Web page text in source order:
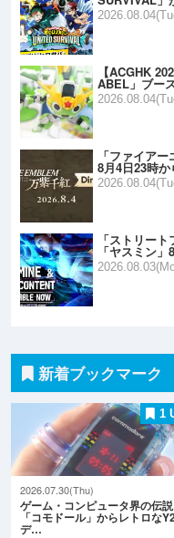
【ACGHK
ABEL」ブー
「ファイア
8月4日23時
「ストリー
「ヤスミン
新着ブックマーク
1
2026.07.30(Thu)
ゲーム・コンピュータ界の伝説
「コモドール」からレトロな
デ…